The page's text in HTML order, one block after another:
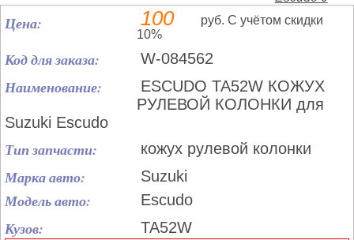
Цена: 100
руб. С учётом скидки
10%
Код для заказа: W-084562
Наименование:
ESCUDO TA52W КОЖУХ
РУЛЕВОЙ КОЛОНКИ для
Suzuki Escudo
Тип запчасти: кожух рулевой колонки
Марка авто: Suzuki
Модель авто: Escudo
Кузов: TA52W